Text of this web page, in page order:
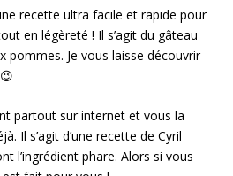
recette ultra facile et rapide pour
en légèreté ! Il s’agit du gâteau
pommes. Je vous laisse découvrir
partout sur internet et vous la
Il s’agit d’une recette de Cyril
l’ingrédient phare. Alors si vous